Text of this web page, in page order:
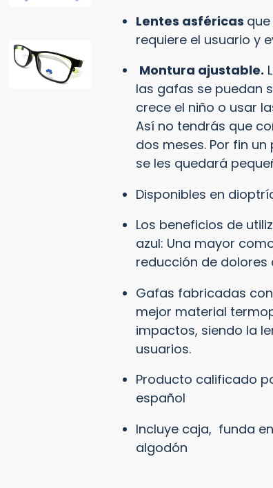
Lentes asféricas que
requiere el usuario y
Montura ajustable.
las gafas se puedan
crece el niño o usar
Así no tendrás que
dos meses. Por fin
se les quedará
Disponibles en
Los beneficios de
azul: Una mayor
reducción de dolores
Gafas fabricadas
mejor material
impactos, siendo la
usuarios.
Producto calificado
español
Incluye caja, funda
algodón